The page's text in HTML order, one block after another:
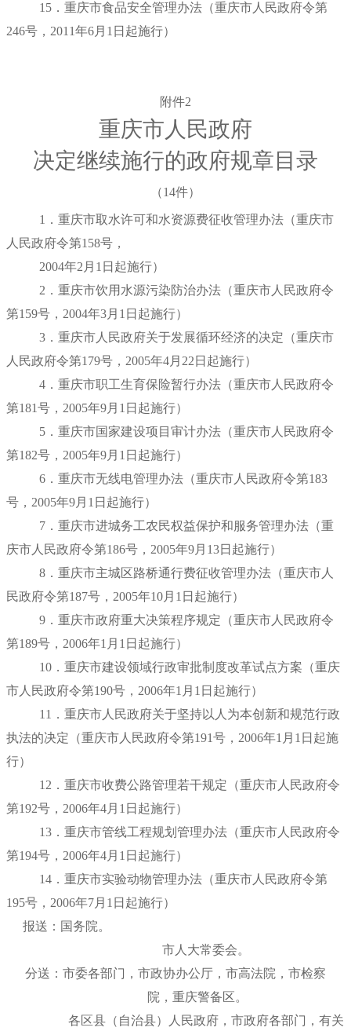
15．重庆市食品安全管理办法（重庆市人民政府令第
246号， 2011年6月1日 起施行）
附件2
重庆市人民政府
决定继续施行的政府规章目录
（14件）
1．重庆市取水许可和水资源费征收管理办法（重庆市
人民政府令第158号，
2004年2月1日 起施行）
2．重庆市饮用水源污染防治办法（重庆市人民政府令
第159号， 2004年3月1日 起施行）
3．重庆市人民政府关于发展循环经济的决定（重庆市
人民政府令第179号， 2005年4月22日 起施行）
4．重庆市职工生育保险暂行办法（重庆市人民政府令
第181号， 2005年9月1日 起施行）
5．重庆市国家建设项目审计办法（重庆市人民政府令
第182号， 2005年9月1日 起施行）
6．重庆市无线电管理办法（重庆市人民政府令第183
号， 2005年9月1日 起施行）
7．重庆市进城务工农民权益保护和服务管理办法（重
庆市人民政府令第186号， 2005年9月13日 起施行）
8．重庆市主城区路桥通行费征收管理办法（重庆市人
民政府令第187号， 2005年10月1日 起施行）
9．重庆市政府重大决策程序规定（重庆市人民政府令
第189号， 2006年1月1日 起施行）
10．重庆市建设领域行政审批制度改革试点方案（重庆
市人民政府令第190号， 2006年1月1日 起施行）
11．重庆市人民政府关于坚持以人为本创新和规范行政
执法的决定（重庆市人民政府令第191号， 2006年1月1日 起施
行）
12．重庆市收费公路管理若干规定（重庆市人民政府令
第192号， 2006年4月1日 起施行）
13．重庆市管线工程规划管理办法（重庆市人民政府令
第194号， 2006年4月1日 起施行）
14．重庆市实验动物管理办法（重庆市人民政府令第
195号， 2006年7月1日 起施行）
报送：国务院。
市人大常委会。
分送 ： 市委各部门，市政协办公厅，市高法院，市检察
院，重庆警备区。
各区县（自治县）人民政府，市政府各部门，有关